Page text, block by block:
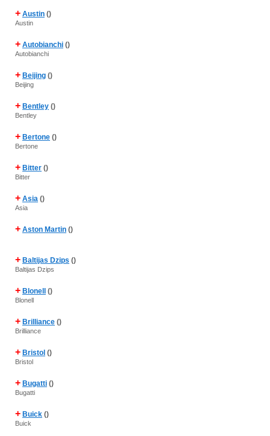
+ Austin ()
Austin
+ Autobianchi ()
Autobianchi
+ Beijing ()
Beijing
+ Bentley ()
Bentley
+ Bertone ()
Bertone
+ Bitter ()
Bitter
+ Asia ()
Asia
+ Aston Martin ()
+ Baltijas Dzips ()
Baltijas Dzips
+ Blonell ()
Blonell
+ Brilliance ()
Brilliance
+ Bristol ()
Bristol
+ Bugatti ()
Bugatti
+ Buick ()
Buick